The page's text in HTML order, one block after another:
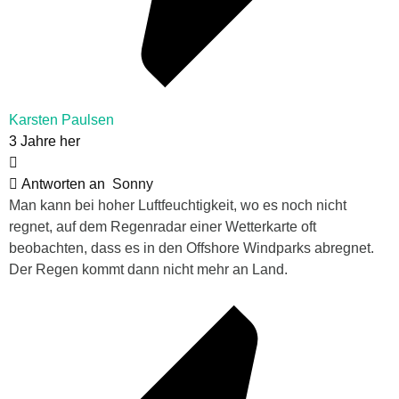
Karsten Paulsen
3 Jahre her
Antworten an Sonny
Man kann bei hoher Luftfeuchtigkeit, wo es noch nicht
regnet, auf dem Regenradar einer Wetterkarte oft
beobachten, dass es in den Offshore Windparks abregnet.
Der Regen kommt dann nicht mehr an Land.